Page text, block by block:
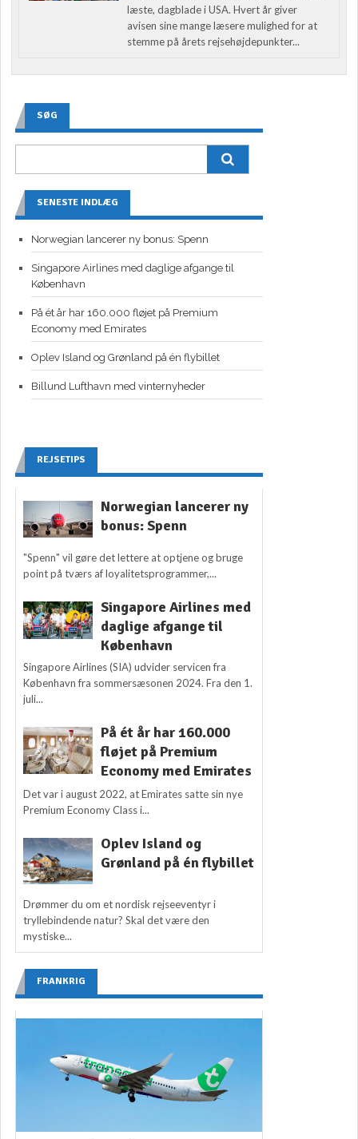
læste, dagblade i USA. Hvert år giver
avisen sine mange læsere mulighed for at
stemme på årets rejsehøjdepunkter...
SØG
SENESTE INDLÆG
Norwegian lancerer ny bonus: Spenn
Singapore Airlines med daglige afgange til
København
På ét år har 160.000 fløjet på Premium
Economy med Emirates
Oplev Island og Grønland på én flybillet
Billund Lufthavn med vinternyheder
REJSETIPS
Norwegian lancerer ny
bonus: Spenn
"Spenn" vil gøre det lettere at optjene og bruge
point på tværs af loyalitetsprogrammer,...
Singapore Airlines med
daglige afgange til
København
Singapore Airlines (SIA) udvider servicen fra
København fra sommersæsonen 2024. Fra den 1.
juli...
På ét år har 160.000
fløjet på Premium
Economy med Emirates
Det var i august 2022, at Emirates satte sin nye
Premium Economy Class i...
Oplev Island og
Grønland på én flybillet
Drømmer du om et nordisk rejseeventyr i
tryllebindende natur? Skal det være den
mystiske...
FRANKRIG